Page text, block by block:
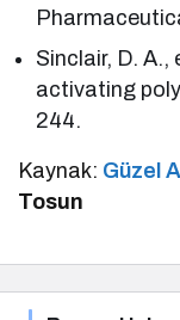
Sinclair, D.
activating
244.
Kaynak: Güzel
Tosun